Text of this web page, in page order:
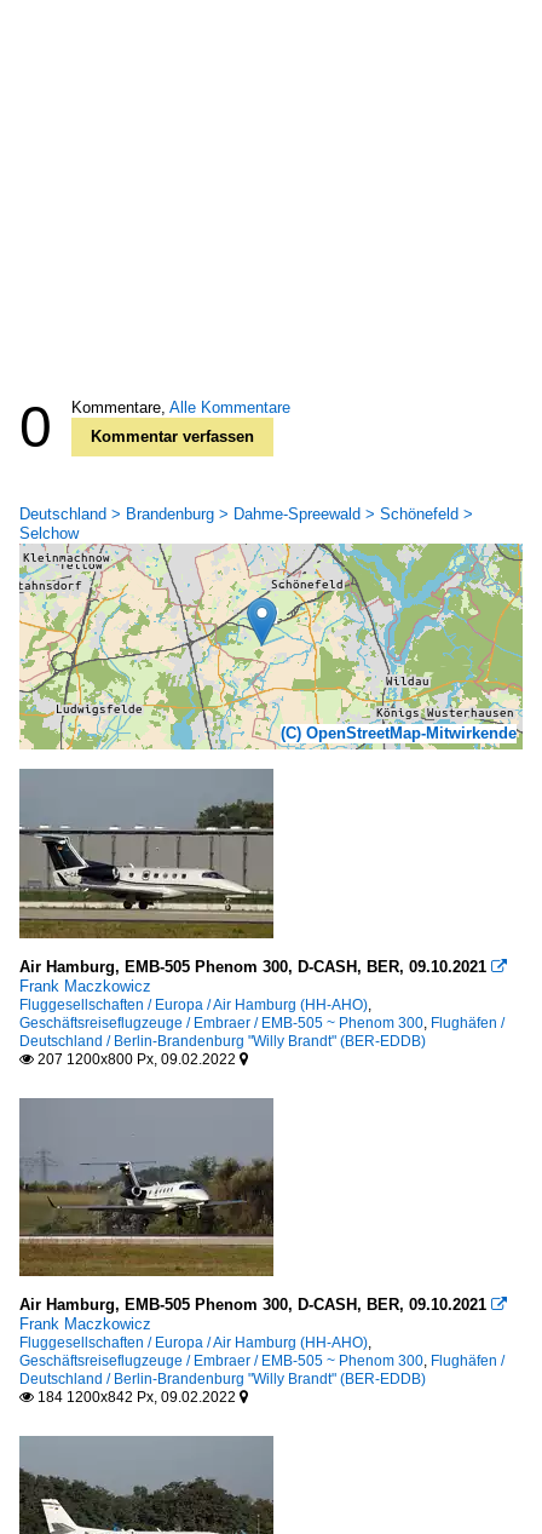
0 Kommentare, Alle Kommentare
Kommentar verfassen
Deutschland > Brandenburg > Dahme-Spreewald > Schönefeld >
Selchow
(C) OpenStreetMap-Mitwirkende
Air Hamburg, EMB-505 Phenom 300, D-CASH, BER, 09.10.2021 
Frank Maczkowicz
Fluggesellschaften / Europa / Air Hamburg (HH-AHO),
Geschäftsreiseflugzeuge / Embraer / EMB-505 ~ Phenom 300, Flughäfen /
Deutschland / Berlin-Brandenburg "Willy Brandt" (BER-EDDB)
 207 1200x800 Px, 09.02.2022 
Air Hamburg, EMB-505 Phenom 300, D-CASH, BER, 09.10.2021 
Frank Maczkowicz
Fluggesellschaften / Europa / Air Hamburg (HH-AHO),
Geschäftsreiseflugzeuge / Embraer / EMB-505 ~ Phenom 300, Flughäfen /
Deutschland / Berlin-Brandenburg "Willy Brandt" (BER-EDDB)
 184 1200x842 Px, 09.02.2022 